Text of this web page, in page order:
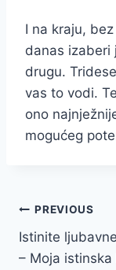
I na kraju,
danas izaberi
drugu.
vas to vodi.
ono
mogućeg
Post
PREVIOUS
Istinite
– Moja